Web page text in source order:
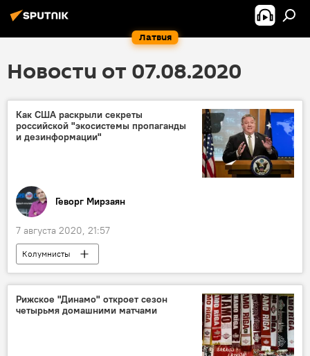
Латвия
Новости от 07.08.2020
Как США раскрыли секреты
российской "экосистемы пропаганды
и дезинформации"
Геворг Мирзаян
7 августа 2020, 21:57
Колумнисты
Рижское "Динамо" откроет сезон
четырьмя домашними матчами